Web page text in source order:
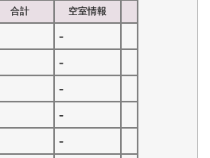
合計 空室情報
-
-
-
-
-